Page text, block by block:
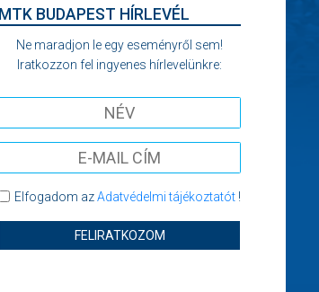
MTK BUDAPEST HÍRLEVÉL
Ne maradjon le egy eseményről sem!
Iratkozzon fel ingyenes hírlevelünkre:
Elfogadom azAdatvédelmi tájékoztatót!
FELIRATKOZOM